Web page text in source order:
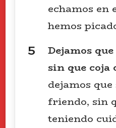
echamos en
hemos
Dejamos
sin que coja
dejamos
friendo, sin
teniendo